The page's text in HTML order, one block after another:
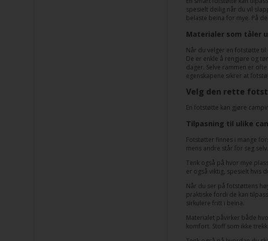
spesielt deilig når du vil
belaste beina for mye. På
Materialer som tåler
Når du velger en fotstøtte
De er enkle å rengjøre og
dager. Selve rammen er
egenskapene sikrer at
Velg den rette
En fotstøtte kan gjøre
Tilpasning til ulike
Fotstøtter finnes i mange
mens andre står for seg
Tenk også på hvor mye
er også viktig, spesielt hvis
Når du ser på fotstøttens
praktiske fordi de kan
sirkulere fritt i beina.
Materialet påvirker både
komfort. Stoff som ikke